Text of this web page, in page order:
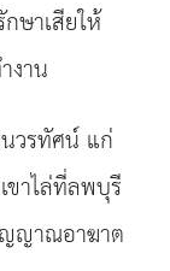
ษาเสียให้
งาน
วรทัศน์ แก่
าไล่ที่ลพบุรี
ญญาณอาฆาต